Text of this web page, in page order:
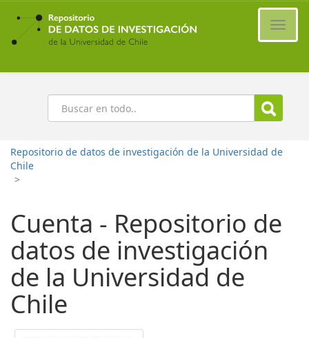
Ir
contenido
principal
Buscar
Repositorio de datos de investigación de la Universidad de
Chile
>
Cuenta - Repositorio de
datos de investigación
de la Universidad de
Chile